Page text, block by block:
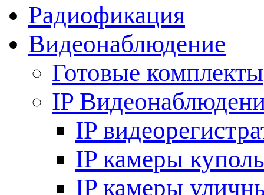
Радиофикация
Видеонаблюдение
Готовые комплекты
IP
IP
IP камеры
IP камеры